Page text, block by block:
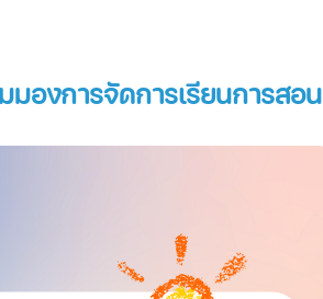
องการจัดการเรียนการสอน